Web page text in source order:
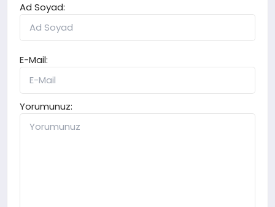
Ad Soyad:
E-Mail:
Yorumunuz: